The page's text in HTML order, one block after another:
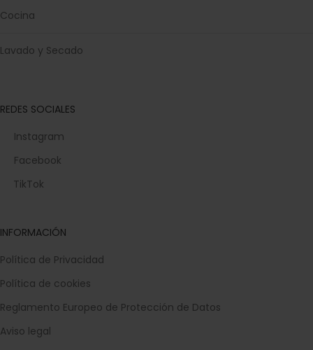
Cocina
Lavado y Secado
REDES SOCIALES
Instagram
Facebook
TikTok
INFORMACIÓN
Política de Privacidad
Política de cookies
Reglamento Europeo de Protección de Datos
Aviso legal